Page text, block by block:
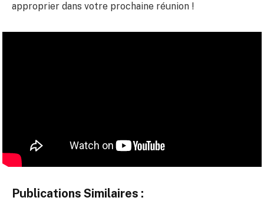
approprier dans votre prochaine réunion !
Publications Similaires :